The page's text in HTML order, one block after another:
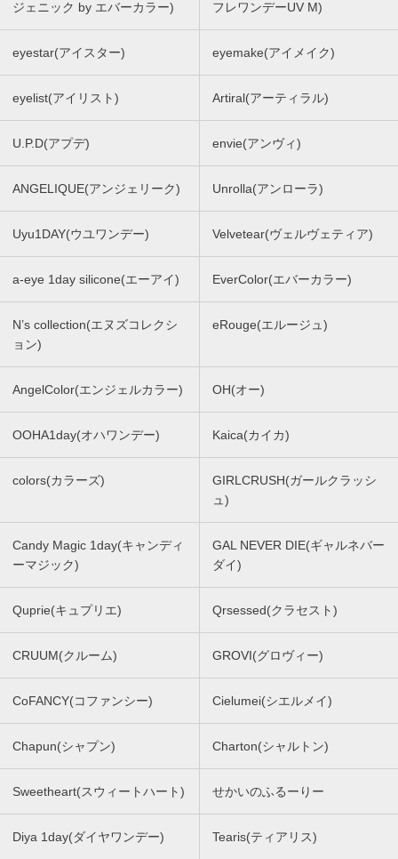
ジェニック by エバーカラー) フレワンデーUV M)
eyestar(アイスター) eyemake(アイメイク)
eyelist(アイリスト) Artiral(アーティラル)
U.P.D(アプデ) envie(アンヴィ)
ANGELIQUE(アンジェリーク) Unrolla(アンローラ)
Uyu1DAY(ウユワンデー) Velvetear(ヴェルヴェティア)
a-eye 1day silicone(エーアイ) EverColor(エバーカラー)
N’s collection(エヌズコレクシ
ョン)
eRouge(エルージュ)
AngelColor(エンジェルカラー) OH(オー)
OOHA1day(オハワンデー) Kaica(カイカ)
colors(カラーズ)
GIRLCRUSH(ガールクラッシ
ュ)
Candy Magic 1day(キャンディ
ーマジック)
GAL NEVER DIE(ギャルネバー
ダイ)
Quprie(キュプリエ) Qrsessed(クラセスト)
CRUUM(クルーム) GROVI(グロヴィー)
CoFANCY(コファンシー) Cielumei(シエルメイ)
Chapun(シャプン) Charton(シャルトン)
Sweetheart(スウィートハート) せかいのふるーりー
Diya 1day(ダイヤワンデー) Tearis(ティアリス)